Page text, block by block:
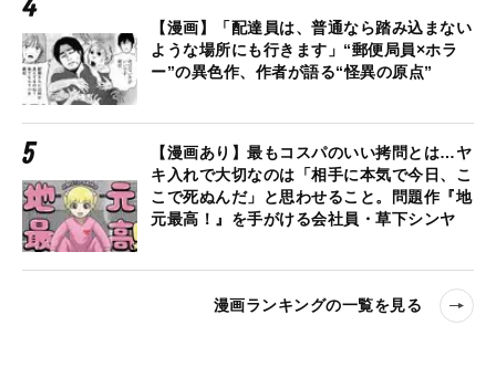
【漫画】「配達員は、普通なら踏み込まない
ような場所にも行きます」“郵便局員×ホラ
ー”の異色作、作者が語る“怪異の原点”
【漫画あり】最もコスパのいい拷問とは…ヤ
キ入れで大切なのは「相手に本気で今日、こ
こで死ぬんだ」と思わせること。問題作『地
元最高！』を手がける会社員・草下シンヤ
漫画ランキングの一覧を見る